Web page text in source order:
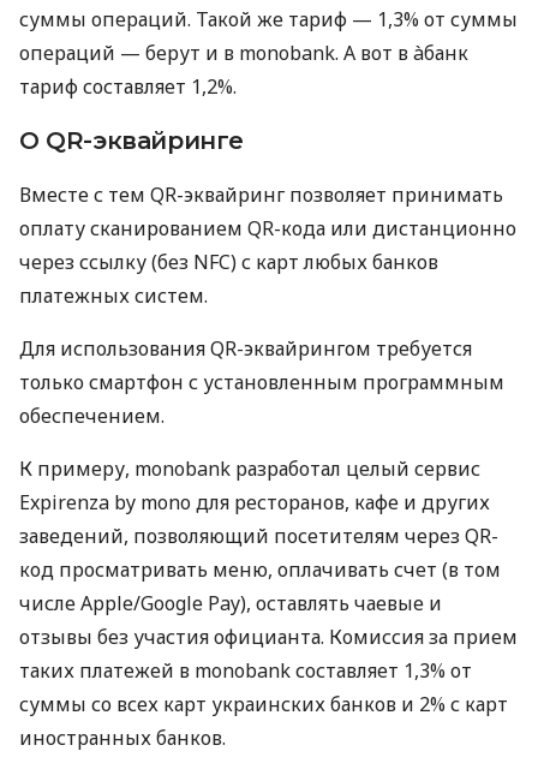
суммы операций. Такой же тариф — 1,3% от суммы
операций — берут и в monobank. А вот в àбанк
тариф составляет 1,2%.
О QR-эквайринге
Вместе с тем QR-эквайринг позволяет принимать
оплату сканированием QR-кода или дистанционно
через ссылку (без NFC) с карт любых банков
платежных систем.
Для использования QR-эквайрингом требуется
только смартфон с установленным программным
обеспечением.
К примеру, monobank разработал целый сервис
Expirenza by mono для ресторанов, кафе и других
заведений, позволяющий посетителям через QR-
код просматривать меню, оплачивать счет (в том
числе Apple/Google Pay), оставлять чаевые и
отзывы без участия официанта. Комиссия за прием
таких платежей в monobank составляет 1,3% от
суммы со всех карт украинских банков и 2% с карт
иностранных банков.